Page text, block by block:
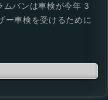
ムバンは車検が今年 3
ー車検を受けるために